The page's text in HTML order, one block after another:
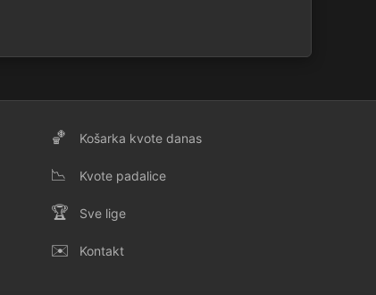
🏀 Košarka kvote danas
📉 Kvote padalice
🏆 Sve lige
✉️ Kontakt